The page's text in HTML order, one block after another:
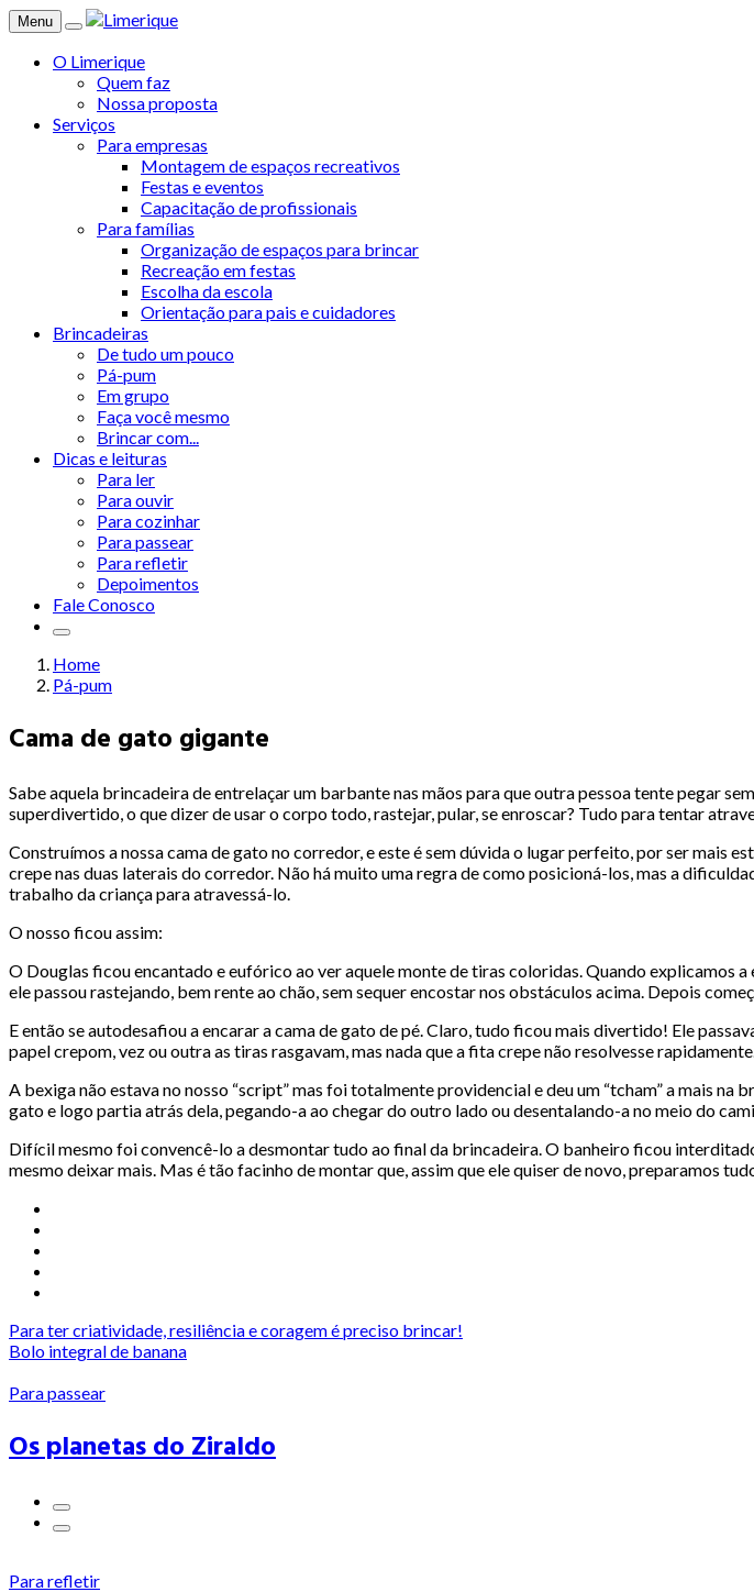
Menu
O Limerique
Quem faz
Nossa proposta
Serviços
Para empresas
Montagem de espaços recreativos
Festas e eventos
Capacitação de profissionais
Para famílias
Organização de espaços para brincar
Recreação em festas
Escolha da escola
Orientação para pais e cuidadores
Brincadeiras
De tudo um pouco
Pá-pum
Em grupo
Faça você mesmo
Brincar com...
Dicas e leituras
Para ler
Para ouvir
Para cozinhar
Para passear
Para refletir
Depoimentos
Fale Conosco
Home
Pá-pum
Cama de gato gigante
Sabe aquela brincadeira de entrelaçar um barbante nas mãos para que outra pessoa tente pegar
superdivertido, o que dizer de usar o corpo todo, rastejar, pular, se enroscar? Tudo para tentar
Construímos a nossa cama de gato no corredor, e este é sem dúvida o lugar perfeito, por ser
crepe nas duas laterais do corredor. Não há muito uma regra de como posicioná-los, mas a
trabalho da criança para atravessá-lo.
O nosso ficou assim:
O Douglas ficou encantado e eufórico ao ver aquele monte de tiras coloridas. Quando explicamos
ele passou rastejando, bem rente ao chão, sem sequer encostar nos obstáculos acima. Depois
E então se autodesafiou a encarar a cama de gato de pé. Claro, tudo ficou mais divertido! Ele
papel crepom, vez ou outra as tiras rasgavam, mas nada que a fita crepe não resolvesse
A bexiga não estava no nosso “script” mas foi totalmente providencial e deu um “tcham” a mais
gato e logo partia atrás dela, pegando-a ao chegar do outro lado ou desentalando-a no meio do
Difícil mesmo foi convencê-lo a desmontar tudo ao final da brincadeira. O banheiro ficou
mesmo deixar mais. Mas é tão facinho de montar que, assim que ele quiser de novo, preparamos
Para ter criatividade, resiliência e coragem é preciso brincar!
Bolo integral de banana
Para passear
Os planetas do Ziraldo
Para refletir